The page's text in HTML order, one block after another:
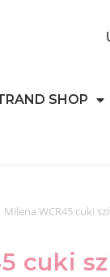
SHOP
Milena WCR45 cuki
cuki